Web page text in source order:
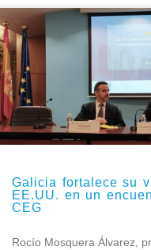
Galicia fortalece su
EE.UU. en un
CEG
Rocío Mosquera Álvarez,